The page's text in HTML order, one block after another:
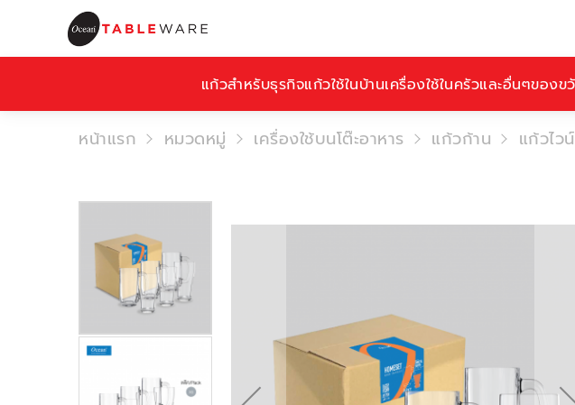
แก้วสำหรับธุรกิจแก้วใช้ในบ้านเครื่องใช้ในครัวและอื่นๆของข
หน้าแรก หมวดหมู่ เครื่องใช้บนโต๊ะอาหาร แก้วก้าน แก้วไว